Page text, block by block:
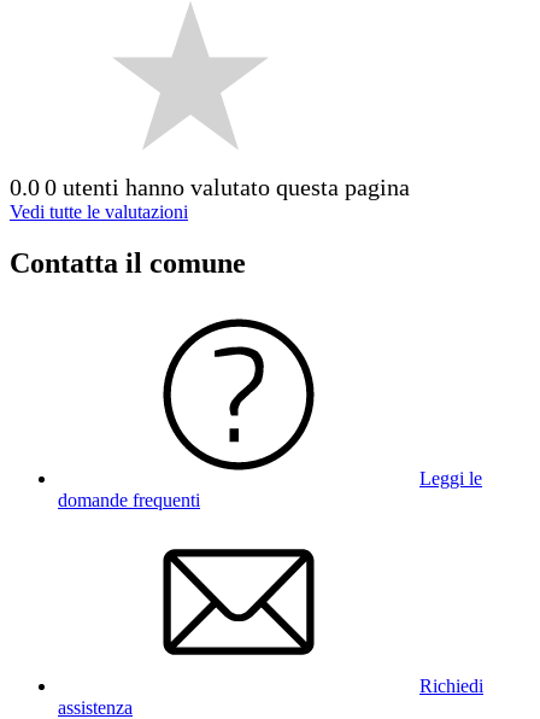
0.00 utenti hanno valutato questa pagina
Vedi tutte le valutazioni
Contatta il comune
Leggi le
domande frequenti
Richiedi
assistenza